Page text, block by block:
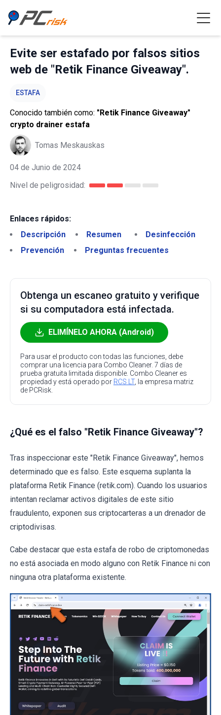
Evite ser estafado por falsos sitios
web de "Retik Finance Giveaway".
ESTAFA
Conocido también como: "Retik Finance Giveaway"
crypto drainer estafa
Tomas Meskauskas
04 de Junio de 2024
Nivel de peligrosidad:
Enlaces rápidos:
Descripción
Resumen
Desinfección
Prevención
Preguntas frecuentes
Obtenga un escaneo gratuito y verifique
si su computadora está infectada.
ELIMÍNELO AHORA (Android)
Para usar el producto con todas las funciones, debe
comprar una licencia para Combo Cleaner. 7 días de
prueba gratuita limitada disponible. Combo Cleaner es
propiedad y está operado por RCS LT, la empresa matriz
de PCRisk.
¿Qué es el falso "Retik Finance Giveaway"?
Tras inspeccionar este "Retik Finance Giveaway", hemos
determinado que es falso. Este esquema suplanta la
plataforma Retik Finance (retik.com). Cuando los usuarios
intentan reclamar activos digitales de este sitio
fraudulento, exponen sus criptocarteras a un drenador de
criptodivisas.
Cabe destacar que esta estafa de robo de criptomonedas
no está asociada en modo alguno con Retik Finance ni con
ninguna otra plataforma existente.